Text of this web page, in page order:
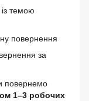
темою
повернення
за
повернемо
1–3 робочих